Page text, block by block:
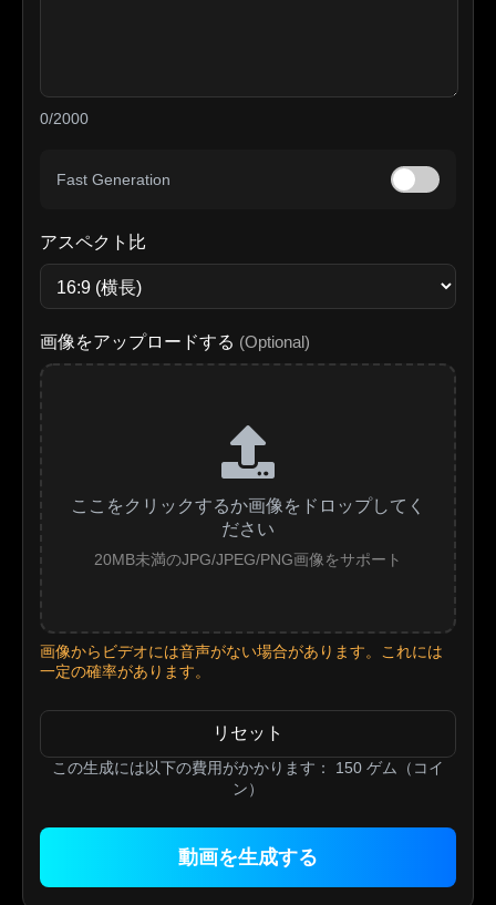
0/2000
Fast Generation
アスペクト比
画像をアップロードする (Optional)
ここをクリックするか画像をドロップしてく
ださい
20MB未満のJPG/JPEG/PNG画像をサポート
画像からビデオには音声がない場合があります。これには
一定の確率があります。
リセット
この生成には以下の費用がかかります： 150 ゲム（コイ
ン）
動画を生成する